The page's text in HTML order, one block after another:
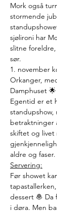
Mork også
stormende
sjølironi har
slitne
sør.
1. november
Orkanger,
Damphuset 🌟
Egentid er et
standupshow,
betraktninger
skiftet og livet
aldre og faser.
Servering:
Før showet
dessert 🧆 Da
i døra. Men